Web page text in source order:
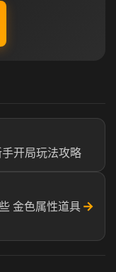
开局玩法攻略
金色属性道具 →